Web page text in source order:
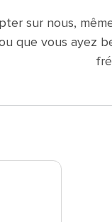
sur nous,
que vous ayez